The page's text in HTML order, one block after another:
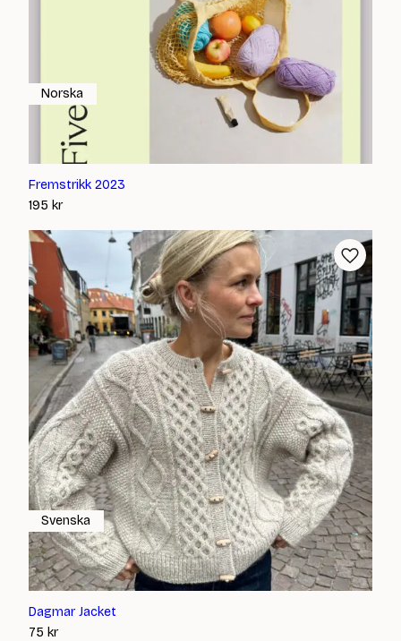
Fremstrikk 2023
195 kr
Norska
Dagmar Jacket
75 kr
Svenska